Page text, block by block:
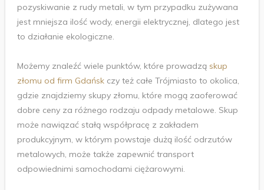
pozyskiwanie z rudy metali, w tym przypadku zużywana
jest mniejsza ilość wody, energii elektrycznej, dlatego jest
to działanie ekologiczne.
Możemy znaleźć wiele punktów, które prowadzą skup
złomu od firm Gdańskczy też całe Trójmiasto to okolica,
gdzie znajdziemy skupy złomu, które mogą zaoferować
dobre ceny za różnego rodzaju odpady metalowe. Skup
może nawiązać stałą współpracę z zakładem
produkcyjnym, w którym powstaje dużą ilość odrzutów
metalowych, może także zapewnić transport
odpowiednimi samochodami ciężarowymi.